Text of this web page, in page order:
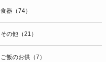
食器（74）
その他（21）
ご飯のお供（7）